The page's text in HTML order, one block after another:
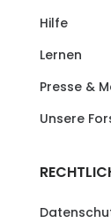
Hilfe
Lernen
Presse &
Unsere